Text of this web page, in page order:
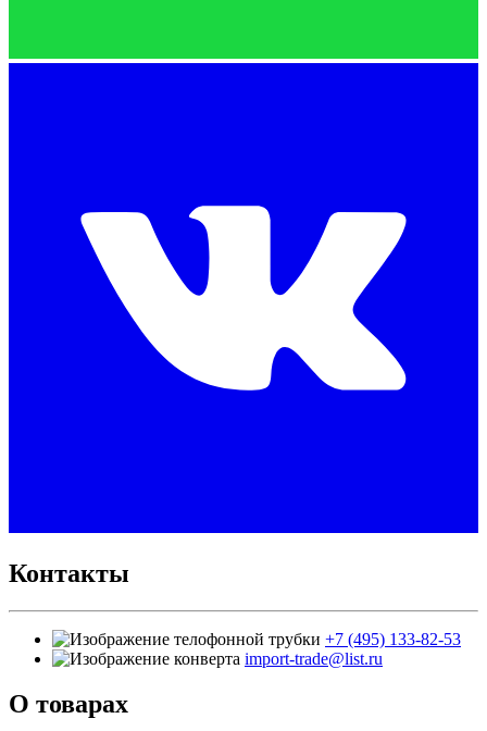
Контакты
+7 (495) 133-82-53
import-trade@list.ru
О товарах